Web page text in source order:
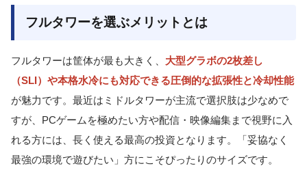
フルタワーを選ぶメリットとは
フルタワーは筐体が最も大きく、 大型グラボの2枚差し
（SLI）や本格水冷にも対応できる圧倒的な拡張性と冷却性能
が魅力です。最近はミドルタワーが主流で選択肢は少なめで
すが、PCゲームを極めたい方や配信・映像編集まで視野に入
れる方には、長く使える最高の投資となります。「妥協なく
最強の環境で遊びたい」方にこそぴったりのサイズです。